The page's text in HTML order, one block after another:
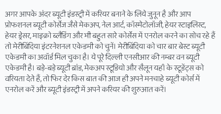
अगर आपके अंदर ब्यूटी इंडस्ट्री में करियर बनाने के लिये जुनून है और आप
प्रोफशनल ब्यूटी कोर्सेज जैसे मेकअप, नेल आर्ट, कॉस्मेटोलॉजी, हेयर स्टाइलिस्ट,
हेयर ड्रेसर, माइक्रो ब्लैडिंग और भी बहुत सारे कोर्सेस में एनरोल करने का सोच रहे हैं
तो मेरीबिंदिया इंटरनेशनल एकेडमी को चुनें। मेरीबिंदिया को चार बार बेस्ट ब्यूटी
एकेडमी का अवॉर्ड मिल चुका है। ये पूरे दिल्ली एनसीआर की नम्बर वन ब्यूटी
एकेडमी है। बड़े-बड़े ब्यूटी ब्रांड, मेकअप स्टूडियो और सैलून यहाँ के स्टूडेंट्स को
वरियता देते हैं, तो फिर देर किस बात की आज ही अपने मनचाहे ब्यूटी कोर्स में
एनरोल करें और ब्यूटी इंडस्ट्री में अपने करियर की शुरुआत करें।